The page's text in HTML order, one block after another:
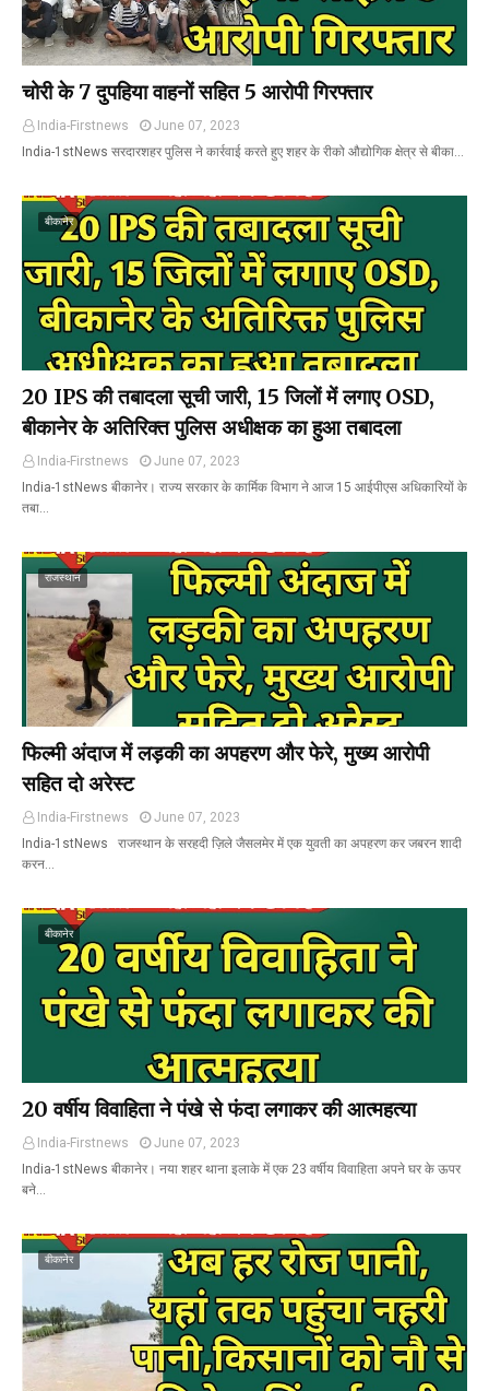
चोरी के 7 दुपहिया वाहनों सहित 5 आरोपी गिरफ्तार
India-Firstnews
June 07, 2023
India-1stNews सरदारशहर पुलिस ने कार्रवाई करते हुए शहर के रीको औद्योगिक क्षेत्र से बीका…
बीकानेर
20 IPS की तबादला सूची जारी, 15 जिलों में लगाए OSD,
बीकानेर के अतिरिक्त पुलिस अधीक्षक का हुआ तबादला
India-Firstnews
June 07, 2023
India-1stNews बीकानेर। राज्य सरकार के कार्मिक विभाग ने आज 15 आईपीएस अधिकारियों के
तबा…
राजस्थान
फिल्मी अंदाज में लड़की का अपहरण और फेरे, मुख्य आरोपी
सहित दो अरेस्ट
India-Firstnews
June 07, 2023
India-1stNews राजस्थान के सरहदी ज़िले जैसलमेर में एक युवती का अपहरण कर जबरन शादी
करन…
बीकानेर
20 वर्षीय विवाहिता ने पंखे से फंदा लगाकर की आत्महत्या
India-Firstnews
June 07, 2023
India-1stNews बीकानेर। नया शहर थाना इलाके में एक 23 वर्षीय विवाहिता अपने घर के ऊपर
बने…
बीकानेर